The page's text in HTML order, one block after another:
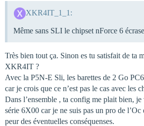
XKR4IT_1_1:
Même sans SLI le chipset nForce 6
Très bien tout ça. Sinon es tu satisfait de ta
XKR4IT ?
Avec la P5N-E Sli, les barettes de 2 Go
car je crois que ce n’est pas le cas avec les
Dans l’ensemble , ta config me plait bien, je
série 6X00 car je ne suis pas un pro de l’Oc
peur des éventuelles conséquenses.